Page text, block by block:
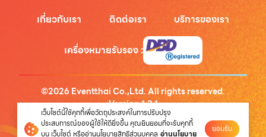
เกี่ยวกับเรา ติดต่อเรา บริการของเรา
เครื่องหมายรับรอง:
©2026 Eventthai Co.,Ltd. All rights reserved.
Version1.3.1
นโยบายความเป็นส่วนตัว
เว็บไซต์นี้ใช้คุกกี้เพื่อวัตถุประสงค์ในการปรับปรุง
ประสบการณ์ของผู้ใช้ให้ดียิ่งขึ้น คุณยินยอมที่จะรับคุกกี้
บน เว็บไซต์ หรืออ่านนโยบายสิทธิส่วนบุคคล อ่านนโยบาย ยอมรับ